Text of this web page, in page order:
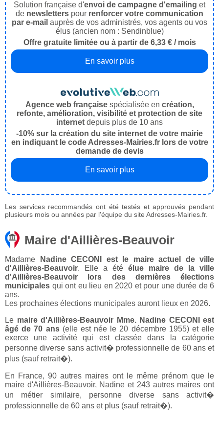
Solution française d'envoi de campagne d'emailing et
de newsletters pour renforcer votre communication
par e-mail auprès de vos administrés, vos agents ou vos
élus (ancien nom : Sendinblue)
Offre gratuite limitée ou à partir de 6,33 € / mois
En savoir plus
Agence web françaisespécialisée en création,
refonte, amélioration, visibilité et protection de site
internet depuis plus de 10 ans
-10% sur la création du site internet de votre mairie
en indiquant le code Adresses-Mairies.fr lors de votre
demande de devis
En savoir plus
Les services recommandés ont été testés et approuvés pendant
plusieurs mois ou années par l'équipe du site Adresses-Mairies.fr.
Maire d'Aillières-Beauvoir
Madame
Nadine CECONI est le maire actuel de ville
d'Aillières-Beauvoir. Elle a été élue maire de la ville
d'Aillières-Beauvoir lors des dernières élections
municipales qui ont eu lieu en 2020 et pour une durée de 6
ans.
Les prochaines élections municipales auront lieux en 2026.
Le maire d'Aillières-Beauvoir Mme. Nadine CECONI est
âgé de 70 ans(elle est née le 20 décembre 1955) et elle
exerce une activité qui est classée dans la catégorie
personne diverse sans activit� professionnelle de 60 ans et
plus (sauf retrait�).
En France, 90 autres maires ont le même prénom que le
maire d'Aillières-Beauvoir, Nadine et 243 autres maires ont
un métier similaire, personne diverse sans activit�
professionnelle de 60 ans et plus (sauf retrait�).